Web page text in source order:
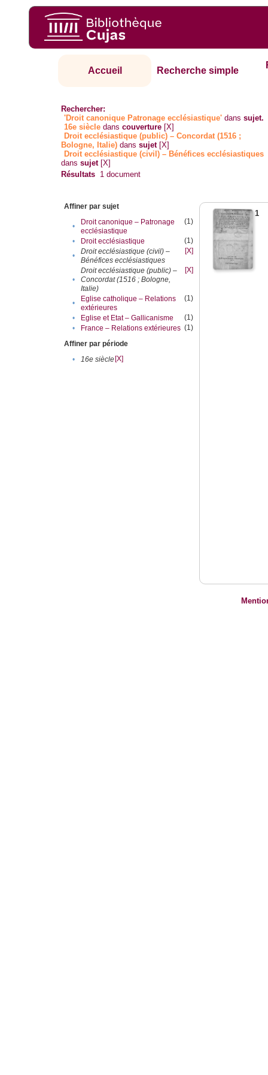
Accueil Recherche simple
Rechercher:
'Droit canonique Patronage ecclésiastique' danssujet.
16e siècle danscouverture [X]
Droit ecclésiastique (public) – Concordat (1516 ;
Bologne, Italie) danssujet [X]
Droit ecclésiastique (civil) – Bénéfices ecclésiastiques
danssujet [X]
Résultats 1 document
Affiner par sujet
•
Droit canonique – Patronage
ecclésiastique
(1)
• Droit ecclésiastique
(1)
•
Droit ecclésiastique (civil) –
Bénéfices ecclésiastiques
[X]
•
Droit ecclésiastique (public) –
Concordat (1516 ; Bologne,
Italie)
[X]
•
Eglise catholique – Relations
extérieures
(1)
• Eglise et Etat – Gallicanisme
(1)
•
France – Relations extérieures (1)
Affiner par période
•
16e siècle[X]
1